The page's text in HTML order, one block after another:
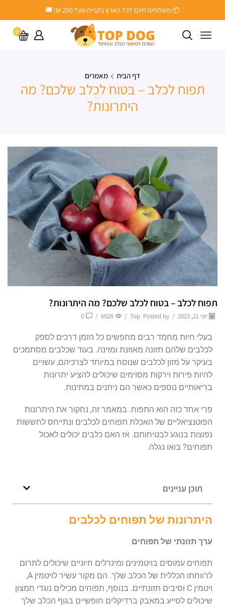
📦 משלוחים חינם לכל הארץ בקנייה מעל ‎200 ₪! 🚚
0
דף הבית מאמרים
תפוח לכלב – בטוח לכלב שלכם? מה
היתרונות?
תפוח לכלב – בטוח לכלב שלכם? מה היתרונות?
יוני 21, 2023 /
Posted by
Top
/
6928
/
0
בעלי חיות מחמד רבים מחפשים כל הזמן דרכים לספק
לכלבים שלהם תזונה מאוזנת ומזינה. בעוד שכלבים מסתמכים
בעיקר על מזון לכלבים שנוסח במיוחד לצרכיהם, עשויים
להיות פירות וירקות מסוימים שיכולים להציע יתרונות
בריאותיים נוספים כאשר הם ניתנים במתינות.
פרי אחד כזה הוא התפוח. במאמר זה, נחקור את היתרונות
הפוטנציאליים של האכלת תפוחים לכלבים ונתייחס לחששות
נפוצות בנוגע לבטיחותם. אז האם כלבים יכולים לאכול
תפוחים? בואו נגלה.
תוכן עניינים
היתרונות של תפוחים לכלבים
ערך תזונתי של תפוחים
תפוחים עמוסים בויטמינים ומינרלים חיוניים שיכולים לתרום
לרווחתו הכללית של הכלב שלך. הם מקור עשיר לויטמין A,
ויטמין C וסיבים תזונתיים. בנוסף, תפוחים מכילים נוגדי חמצון
שיכולים לסייע במאבק ברדיקלים חופשיים בגוף הכלב שלך